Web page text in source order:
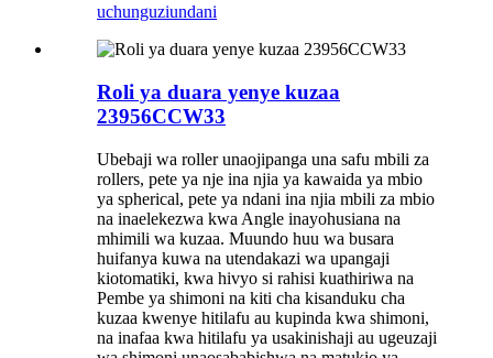
uchunguziundani
Roli ya duara yenye kuzaa
23956CCW33
Ubebaji wa roller unaojipanga una safu mbili za
rollers, pete ya nje ina njia ya kawaida ya mbio
ya spherical, pete ya ndani ina njia mbili za mbio
na inaelekezwa kwa Angle inayohusiana na
mhimili wa kuzaa. Muundo huu wa busara
huifanya kuwa na utendakazi wa upangaji
kiotomatiki, kwa hivyo si rahisi kuathiriwa na
Pembe ya shimoni na kiti cha kisanduku cha
kuzaa kwenye hitilafu au kupinda kwa shimoni,
na inafaa kwa hitilafu ya usakinishaji au ugeuzaji